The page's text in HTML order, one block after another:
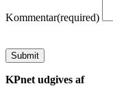
Kommentar(required)
Submit
KPnet udgives af